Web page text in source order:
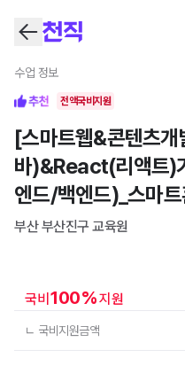
수업 정보
전액국비지원
[스마트웹&콘텐츠
바)&React(리액트)
엔드/백엔드)_스마
부산 부산진구 교육원
국비 100%지원
ㄴ 국비지원금액